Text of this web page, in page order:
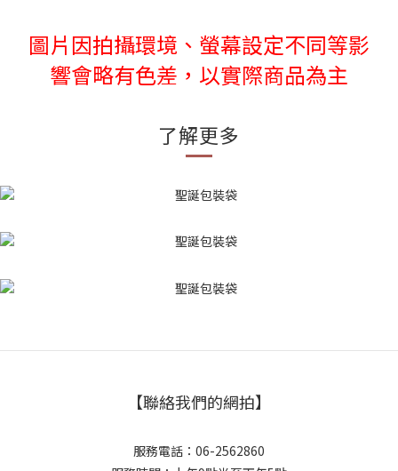
圖片因拍攝環境、螢幕設定不同等影
響會略有色差，以實際商品為主
了解更多
【聯絡我們的網拍】
服務電話：06-2562860